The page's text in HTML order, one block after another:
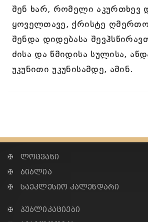
შენ ხარ, რომელი აკურთხევ
ყოველთავე, ქრისტე
შენდა დიდებასა
ძისა და წმიდისა სულისა,
უკუნითი უკუნისამდე, ამინ.
✠ ლოცვანი
✠ ბიბლია
✠ საეკლესიო კალენდარი
✠ პუბლიკაციები